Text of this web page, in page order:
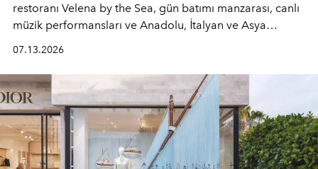
restoranı Velena by the Sea, gün batımı manzarası, canlı
müzik performansları ve Anadolu, İtalyan ve Asya
devam ediyor.
07.13.2026